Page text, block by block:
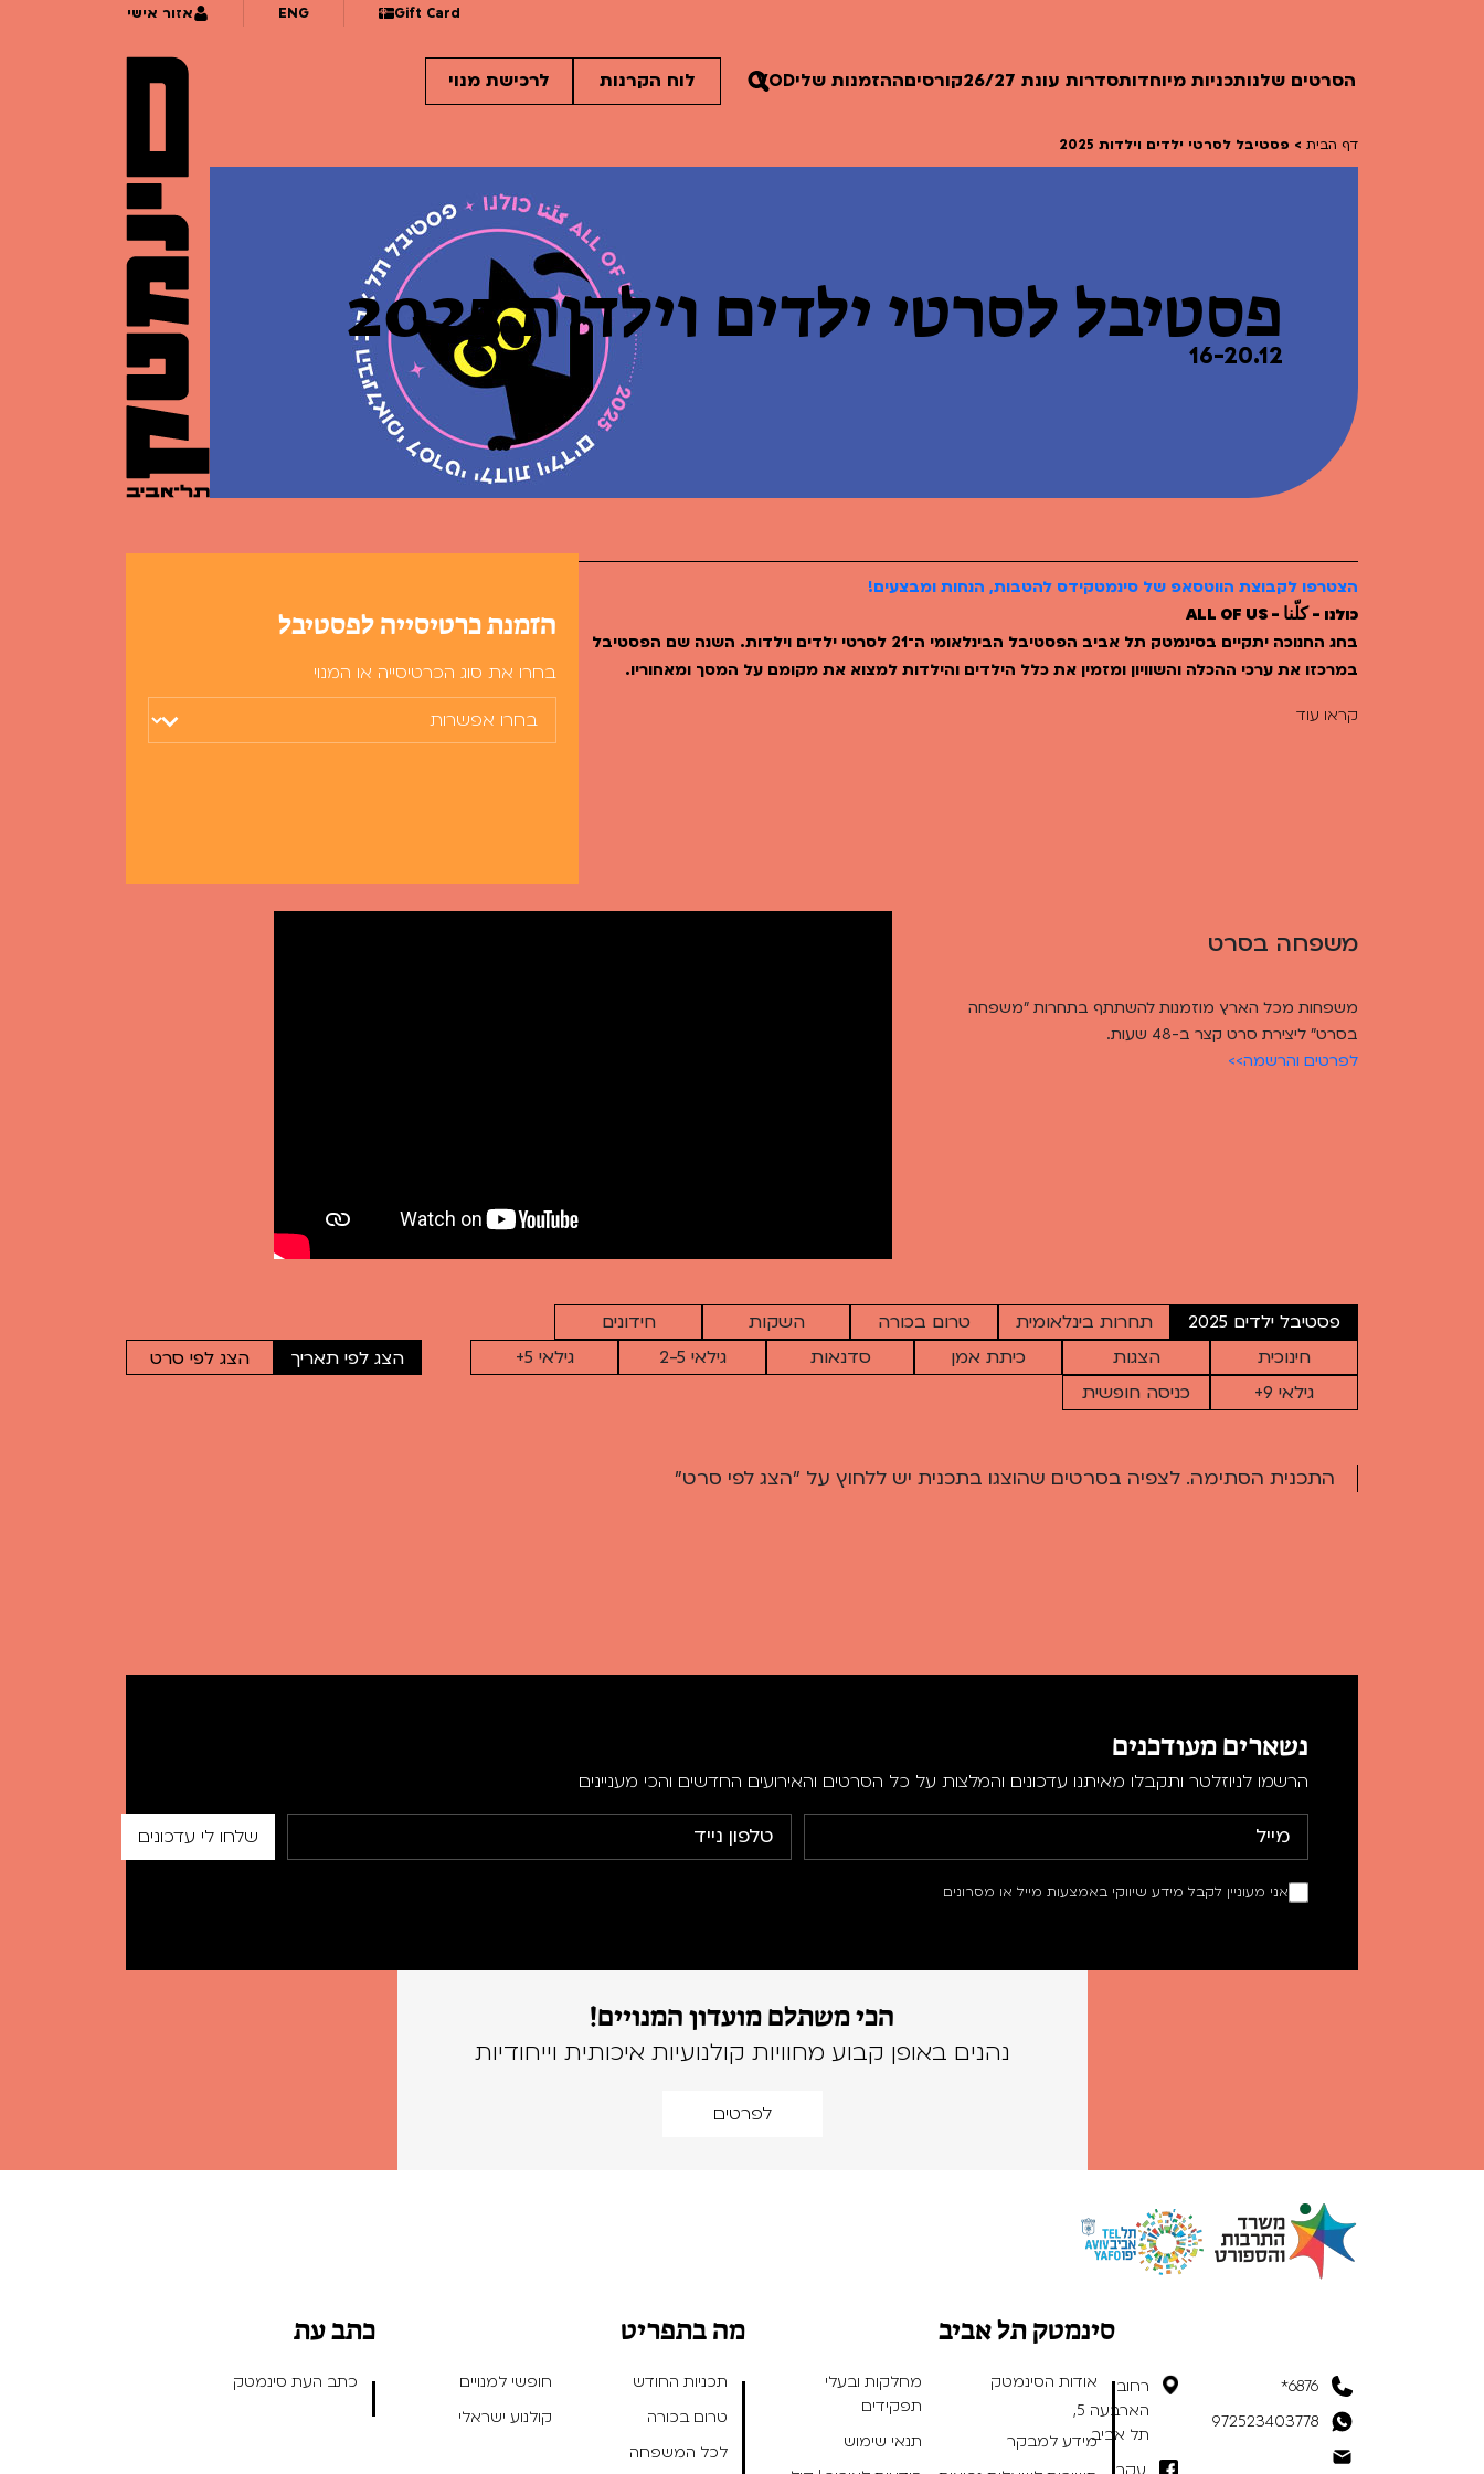
Gift Card
ENG אזור אישי
הסרטים שלנו
לילדים ולכל המשפחה
הקרנות על פופים
מועדון אנגלית לקטנטנים
אפטר בסינמטק
Teen Screen
לפי ימים
תכניות מיוחדותסדרות עונת 26/27 קורסיםההזמנות שליVOD לוח הקרנות לרכישת מנוי
דף הבית > פסטיבל לסרטי ילדים וילדות 2025
פסטיבל לסרטי ילדים וילדות 2025
16-20.12
הצטרפו לקבוצת הווטסאפ של סינמטקידס להטבות, הנחות ומבצעים!
כולנו - كلّنا - ALL OF US
בחג החנוכה יתקיים בסינמטק תל אביב הפסטיבל הבינלאומי ה־21 לסרטי ילדים וילדות. השנה שם הפסטיבל
במרכזו את ערכי ההכלה והשוויון ומזמין את כלל הילדים והילדות למצוא את מקומם על המסך ומאחוריו.
ותרבות.
קראו עוד
הזמנת כרטיסייה לפסטיבל
בחרו את סוג הכרטיסייה או המנוי
משפחה בסרט
משפחות מכל הארץ מוזמנות להשתתף בתחרות ״משפחה
בסרט״ ליצירת סרט קצר ב-48 שעות.
לפרטים והרשמה>>
פסטיבל ילדים 2025 תחרות בינלאומית טרום בכורה השקות
חידונים
חינוכית
הצגות כיתת אמן סדנאות גילאי 2-5
גילאי 5+
גילאי 9+
כניסה חופשית
הצג לפי תאריך הצג לפי סרט
התכנית הסתימה. לצפיה בסרטים שהוצגו בתכנית יש ללחוץ על "הצג לפי סרט"
נשארים מעודכנים
הרשמו לניוזלטר ותקבלו מאיתנו עדכונים והמלצות על כל הסרטים והאירועים החדשים והכי מעניינים
אני מעוניין לקבל מידע שיווקי באמצעות מייל או מסרונים
הכי משתלם מועדון המנויים!
נהנים באופן קבוע מחוויות קולנועיות איכותית וייחודיות
לפרטים
6876*
972523403778
רחוב
הארבעה 5,
תל אביב
עקבו
סינמטק תל אביב
אודות הסינמטק
מחלקות ובעלי
תפקידים
מידע למבקר
תנאי שימוש
מה בתפריט
תכניות החודש
חופשי למנויים
טרום בכורה
קולנוע ישראלי
לכל המשפחה
כתב עת
כתב העת סינמטק